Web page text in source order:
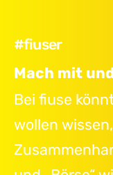
#fiuser
Mach mit
Bei fiuse
wollen